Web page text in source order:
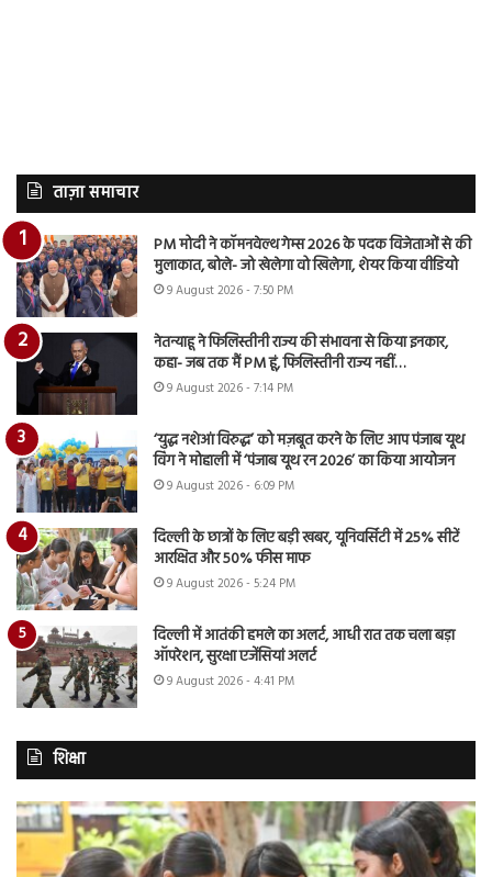
ताज़ा समाचार
PM मोदी ने कॉमनवेल्थ गेम्स 2026 के पदक विजेताओं से की
मुलाकात, बोले- जो खेलेगा वो खिलेगा, शेयर किया वीडियो
9 August 2026 - 7:50 PM
नेतन्याहू ने फिलिस्तीनी राज्य की संभावना से किया इनकार,
कहा- जब तक मैं PM हूं, फिलिस्तीनी राज्य नहीं…
9 August 2026 - 7:14 PM
‘युद्ध नशेआं विरुद्ध’ को मज़बूत करने के लिए आप पंजाब यूथ
विंग ने मोहाली में ‘पंजाब यूथ रन 2026’ का किया आयोजन
9 August 2026 - 6:09 PM
दिल्ली के छात्रों के लिए बड़ी खबर, यूनिवर्सिटी में 25% सीटें
आरक्षित और 50% फीस माफ
9 August 2026 - 5:24 PM
दिल्ली में आतंकी हमले का अलर्ट, आधी रात तक चला बड़ा
ऑपरेशन, सुरक्षा एजेंसियां अलर्ट
9 August 2026 - 4:41 PM
शिक्षा